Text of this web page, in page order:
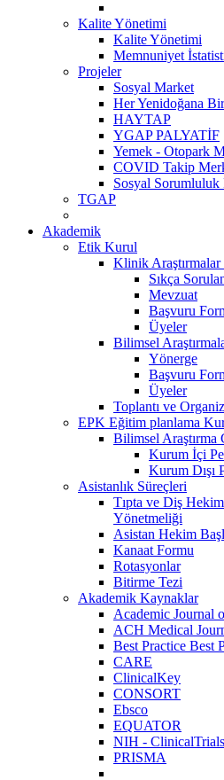
Kalite Yönetimi
Kalite Yönetimi
Memnuniyet
Projeler
Sosyal Market
Her Yenidoğana
HAYTAP
YGAP PALYATİF
Yemek - Otopark
COVID Takip
Sosyal Sorumluluk
TGAP
Akademik
Etik Kurul
Klinik
Sıkça
Mevzuat
Başvuru
Üyeler
Bilimsel
Yönerge
Başvuru
Üyeler
Toplantı ve
EPK Eğitim planlama
Bilimsel Araştırma
Kurum İçi
Kurum Dışı
Asistanlık Süreçleri
Tıpta ve Diş
Yönetmeliği
Asistan Hekim
Kanaat Formu
Rotasyonlar
Bitirme Tezi
Akademik Kaynaklar
Academic Journal
ACH Medical
Best Practice Best
CARE
ClinicalKey
CONSORT
Ebsco
EQUATOR
NIH -
PRISMA